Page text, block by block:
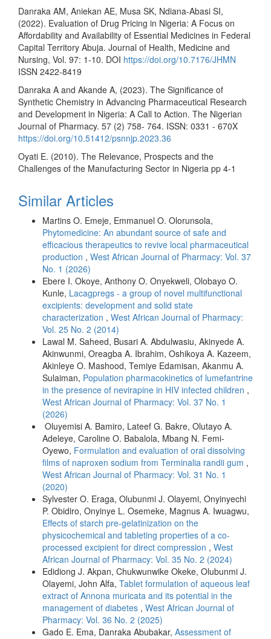
Danraka AM, Aniekan AE, Musa SK, Ndiana-Abasi SI,
(2022). Evaluation of Drug Pricing in Nigeria: A Focus on
Affordability and Availability of Essential Medicines in Federal
Capital Territory Abuja. Journal of Health, Medicine and
Nursing, Vol. 97: 1-10. DOI https://doi.org/10.7176/JHMN
ISSN 2422-8419
Danraka A and Akande A, (2023). The Significance of
Synthetic Chemistry in Advancing Pharmaceutical Research
and Development in Nigeria: A Call to Action. The Nigerian
Journal of Pharmacy. 57 (2) 758- 764. ISSN: 0331 - 670X
https://doi.org/10.51412/psnnjp.2023.36
Oyati E. (2010). The Relevance, Prospects and the
Challenges of the Manufacturing Sector in Nigeria pp 4-1
Similar Articles
Martins O. Emeje, Emmanuel O. Olorunsola,
Phytomedicine: An abundant source of safe and
efficacious therapeutics to revive local pharmaceutical
production , West African Journal of Pharmacy: Vol. 37
No. 1 (2026)
Ebere I. Okoye, Anthony O. Onyekweli, Olobayo O.
Kunle, Lacagpregs - a group of novel multifunctional
excipients: development and solid state
characterization , West African Journal of Pharmacy:
Vol. 25 No. 2 (2014)
Lawal M. Saheed, Busari A. Abdulwasiu, Akinyede A.
Akinwunmi, Oreagba A. Ibrahim, Oshikoya A. Kazeem,
Akinleye O. Mashood, Temiye Edamisan, Akanmu A.
Sulaiman, Population pharmacokinetics of lumefantrine
in the presence of nevirapine in HIV infected children ,
West African Journal of Pharmacy: Vol. 37 No. 1
(2026)
Oluyemisi A. Bamiro, Lateef G. Bakre, Olutayo A.
Adeleye, Caroline O. Babalola, Mbang N. Femi-
Oyewo, Formulation and evaluation of oral dissolving
films of naproxen sodium from Terminalia randii gum ,
West African Journal of Pharmacy: Vol. 31 No. 1
(2020)
Sylvester O. Eraga, Olubunmi J. Olayemi, Onyinyechi
P. Obidiro, Onyinye L. Osemeke, Magnus A. Iwuagwu,
Effects of starch pre-gelatinization on the
physicochemical and tableting properties of a co-
processed excipient for direct compression , West
African Journal of Pharmacy: Vol. 35 No. 2 (2024)
Edidiong J. Akpan, Chukwunwike Okeke, Olubunmi J.
Olayemi, John Alfa, Tablet formulation of aqueous leaf
extract of Annona muricata and its potential in the
management of diabetes , West African Journal of
Pharmacy: Vol. 36 No. 2 (2025)
Gado E. Ema, Danraka Abubakar, Assessment of